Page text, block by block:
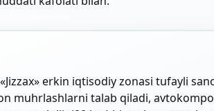
«Jizzax» erkin iqtisodiy zonasi tufayli
muhrlashlarni talab qiladi,